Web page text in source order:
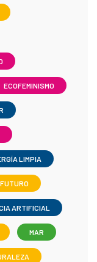
ECOFEMINISMO
LIMPIA
FUTURO
ARTIFICIAL
MAR